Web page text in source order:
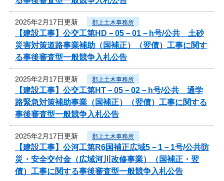
2025年2月17日更新 郡上土木事務所
【建設工事】公交工第HD－05－01－h号/公共 土砂
災害対策道路事業補助（国補正）（翌債）工事に関す
る事後審査型一般競争入札公告
2025年2月17日更新 郡上土木事務所
【建設工事】公交工第HT－05－02－h号/公共 通学
路緊急対策補助事業（国補正）（翌債）工事に関する
事後審査型一般競争入札公告
2025年2月17日更新 郡上土木事務所
【建設工事】公河工第R6国補正広域5－1－1号/公共防
災・安全交付金（広域河川改修事業）（国補正・翌
債）工事に関する事後審査型一般競争入札公告